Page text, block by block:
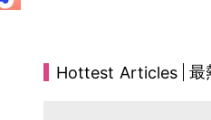
Hottest Articles 最